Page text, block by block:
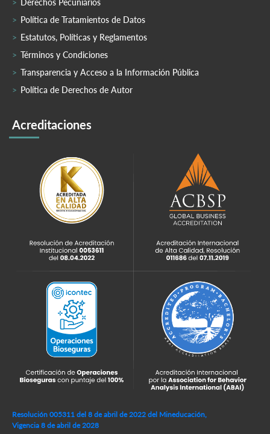
Derechos Pecuniarios
Política de Tratamientos de Datos
Estatutos, Políticas y Reglamentos
Términos y Condiciones
Transparencia y Acceso a la Información Pública
Política de Derechos de Autor
Acreditaciones
Resolución 005311 del 8 de abril de 2022 del Mineducación,
Vigencia 8 de abril de 2028